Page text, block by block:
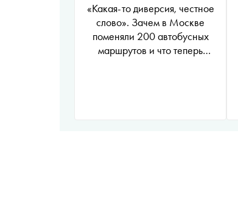
«Какая-то диверсия, честное
слово». Зачем в Москве
поменяли 200 автобусных
маршрутов и что теперь